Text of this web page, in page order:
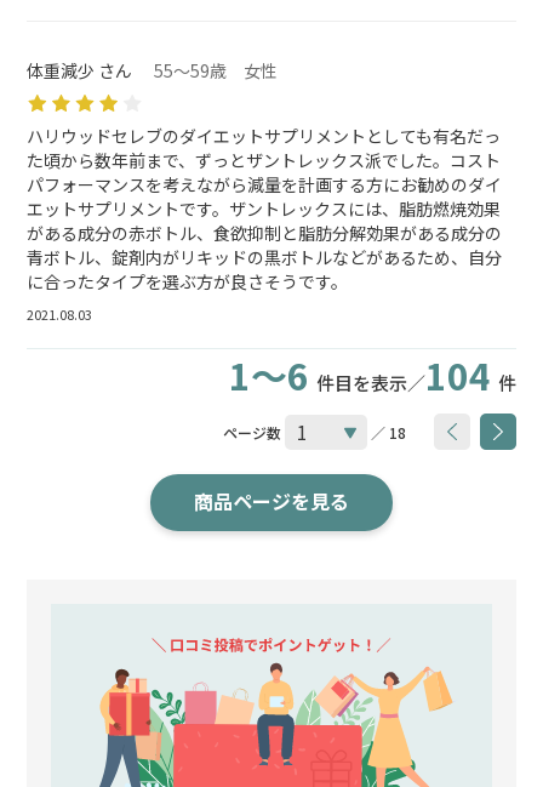
体重減少 さん 55～59歳 女性
ハリウッドセレブのダイエットサプリメントとしても有名だっ
た頃から数年前まで、ずっとザントレックス派でした。コスト
パフォーマンスを考えながら減量を計画する方にお勧めのダイ
エットサプリメントです。ザントレックスには、脂肪燃焼効果
がある成分の赤ボトル、食欲抑制と脂肪分解効果がある成分の
青ボトル、錠剤内がリキッドの黒ボトルなどがあるため、自分
に合ったタイプを選ぶ方が良さそうです。
2021.08.03
1～6 件目を表示／104 件
ページ数 ／ 18
商品ページを見る